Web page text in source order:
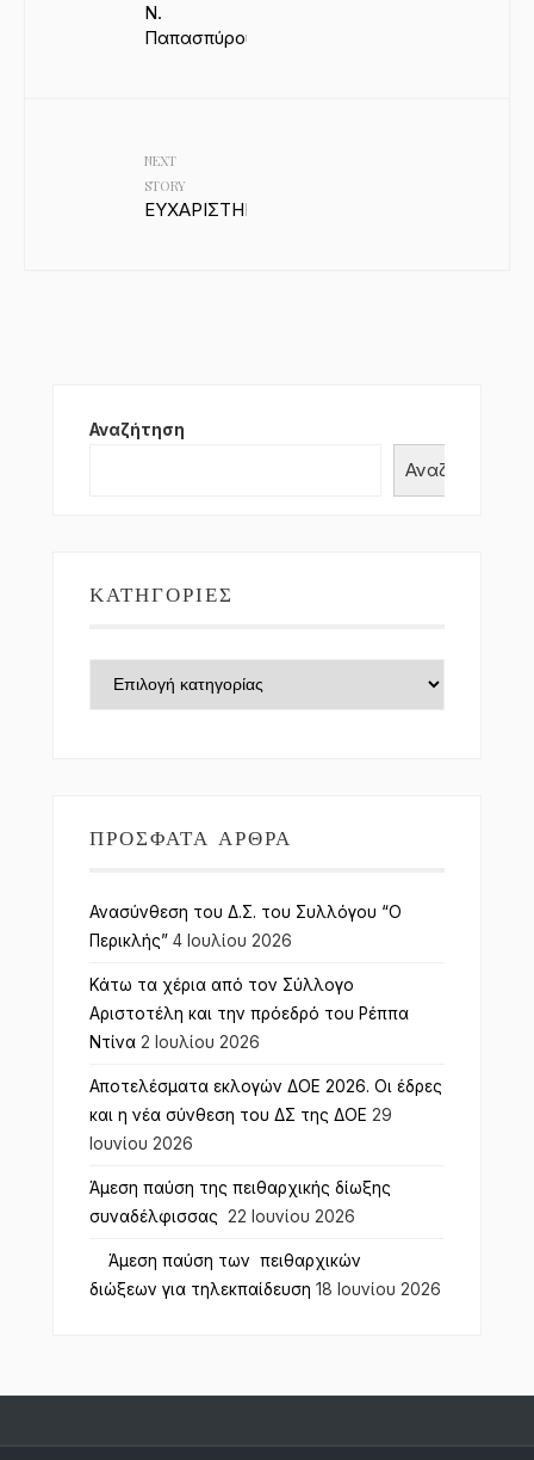
Ν.
Παπασπύρου
NEXT
STORY
ΕΥΧΑΡΙΣΤΗΡΙΟ
Αναζήτηση
Αναζήτηση
ΚΑΤΗΓΟΡΊΕΣ
Κατηγορίες
ΠΡΌΣΦΑΤΑ ΆΡΘΡΑ
Ανασύνθεση του Δ.Σ. του Συλλόγου “Ο
Περικλής” 4 Ιουλίου 2026
Κάτω τα χέρια από τον Σύλλογο
Αριστοτέλη και την πρόεδρό του Ρέππα
Ντίνα 2 Ιουλίου 2026
Αποτελέσματα εκλογών ΔΟΕ 2026. Οι έδρες
και η νέα σύνθεση του ΔΣ της ΔΟΕ 29
Ιουνίου 2026
Άμεση παύση της πειθαρχικής δίωξης
συναδέλφισσας
22 Ιουνίου 2026
Άμεση παύση των πειθαρχικών
διώξεων για τηλεκπαίδευση 18 Ιουνίου 2026